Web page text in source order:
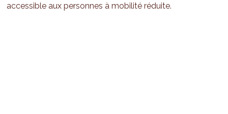
accessible aux personnes à mobilité réduite.